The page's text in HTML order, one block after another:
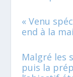
« Venu
end à la
Malgré les
puis la